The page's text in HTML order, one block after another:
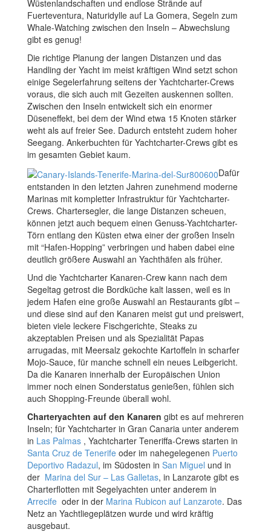
Wüstenlandschaften und endlose Strände auf
Fuerteventura, Naturidylle auf La Gomera, Segeln zum
Whale-Watching zwischen den Inseln – Abwechslung
gibt es genug!
Die richtige Planung der langen Distanzen und das
Handling der Yacht im meist kräftigen Wind setzt schon
einige Segelerfahrung seitens der Yachtcharter-Crews
voraus, die sich auch mit Gezeiten auskennen sollten.
Zwischen den Inseln entwickelt sich ein enormer
Düseneffekt, bei dem der Wind etwa 15 Knoten stärker
weht als auf freier See. Dadurch entsteht zudem hoher
Seegang. Ankerbuchten für Yachtcharter-Crews gibt es
im gesamten Gebiet kaum.
Dafür
entstanden in den letzten Jahren zunehmend moderne
Marinas mit kompletter Infrastruktur für Yachtcharter-
Crews. Chartersegler, die lange Distanzen scheuen,
können jetzt auch bequem einen Genuss-Yachtcharter-
Törn entlang den Küsten etwa einer der großen Inseln
mit “Hafen-Hopping” verbringen und haben dabei eine
deutlich größere Auswahl an Yachthäfen als früher.
Und die Yachtcharter Kanaren-Crew kann nach dem
Segeltag getrost die Bordküche kalt lassen, weil es in
jedem Hafen eine große Auswahl an Restaurants gibt –
und diese sind auf den Kanaren meist gut und preiswert,
bieten viele leckere Fischgerichte, Steaks zu
akzeptablen Preisen und als Spezialität Papas
arrugadas, mit Meersalz gekochte Kartoffeln in scharfer
Mojo-Sauce, für manche schnell ein neues Leibgericht.
Da die Kanaren innerhalb der Europäischen Union
immer noch einen Sonderstatus genießen, fühlen sich
auch Shopping-Freunde überall wohl.
Charteryachten auf den Kanaren gibt es auf mehreren
Inseln; für Yachtcharter in Gran Canaria unter anderem
in Las Palmas , Yachtcharter Teneriffa-Crews starten in
Santa Cruz de Tenerife oder im nahegelegenen Puerto
Deportivo Radazul, im Südosten in San Miguel und in
der Marina del Sur – Las Galletas, in Lanzarote gibt es
Charterflotten mit Segelyachten unter anderem in
Arrecife oder in der Marina Rubicon auf Lanzarote. Das
Netz an Yachtliegeplätzen wurde und wird kräftig
ausgebaut.